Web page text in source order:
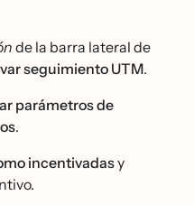
de la barra lateral de
seguimiento UTM.
parámetros de
.
incentivadasy